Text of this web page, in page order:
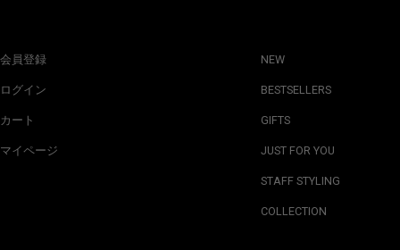
会員登録
ログイン
カート
マイページ
NEW
BESTSELLERS
GIFTS
JUST FOR YOU
STAFF STYLING
COLLECTION